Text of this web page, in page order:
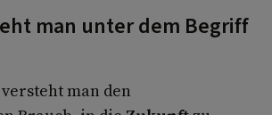
man unter dem Begriff
man den